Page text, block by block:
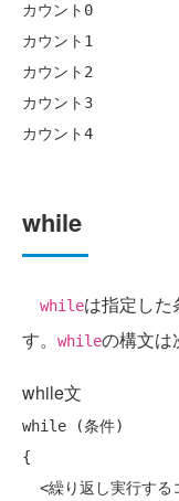
カウント0
カウント1
カウント2
カウント3
while
whileは指定した
す。
whileの構文は
while文
while (条件)
{